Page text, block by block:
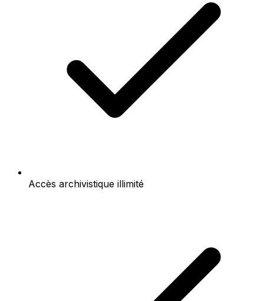
Accès archivistique illimité